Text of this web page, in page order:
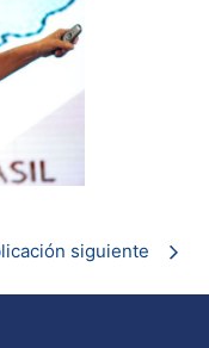
siguiente